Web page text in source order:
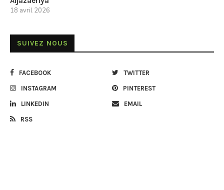
18 avril 2026
SUIVEZ NOUS
FACEBOOK TWITTER
INSTAGRAM PINTEREST
LINKEDIN EMAIL
RSS